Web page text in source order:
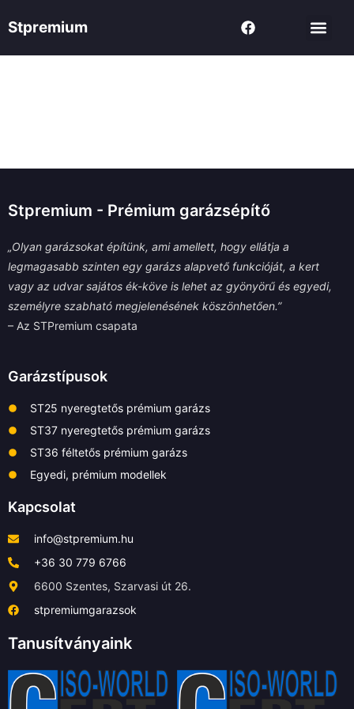
toStpremium
F
a
Stpremium - Prémium garázsépítő
„Olyan garázsokat építünk, ami amellett, hogy ellátja a
legmagasabb szinten egy garázs alapvető funkcióját, a kert
vagy az udvar sajátos ék-köve is lehet az gyönyörű és egyedi,
személyre szabható megjelenésének köszönhetően.”
– Az STPremium csapata
Garázstípusok
ST25 nyeregtetős prémium garázs
ST37 nyeregtetős prémium garázs
ST36 féltetős prémium garázs
Egyedi, prémium modellek
Kapcsolat
info@stpremium.hu
+36 30 779 6766
6600 Szentes, Szarvasi út 26.
stpremiumgarazsok
Tanusítványaink